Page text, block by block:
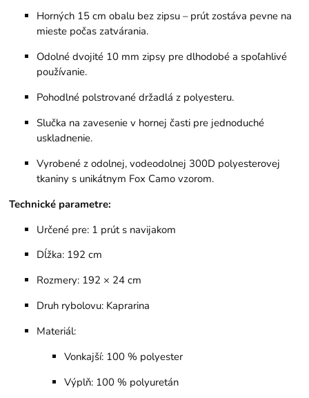
Horných 15 cm obalu bez zipsu – prút zostáva pevne na
mieste počas zatvárania.
Odolné dvojité 10 mm zipsy pre dlhodobé a spoľahlivé
používanie.
Pohodlné polstrované držadlá z polyesteru.
Slučka na zavesenie v hornej časti pre jednoduché
uskladnenie.
Vyrobené z odolnej, vodeodolnej 300D polyesterovej
tkaniny s unikátnym Fox Camo vzorom.
Technické parametre:
Určené pre: 1 prút s navijakom
Dĺžka: 192 cm
Rozmery: 192 × 24 cm
Druh rybolovu: Kaprarina
Materiál:
Vonkajší: 100 % polyester
Výplň: 100 % polyuretán